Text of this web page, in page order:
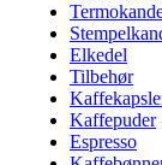
Elkedel
Tilbehør
Kaffepuder
Espresso